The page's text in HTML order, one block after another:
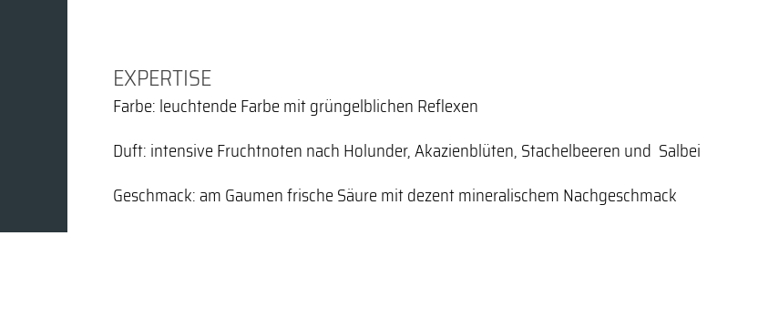
EXPERTISE
Farbe: leuchtende Farbe mit grüngelblichen Reflexen
Duft: intensive Fruchtnoten nach Holunder, Akazienblüten, Stachelbeeren und Salbei
Geschmack: am Gaumen frische Säure mit dezent mineralischem Nachgeschmack